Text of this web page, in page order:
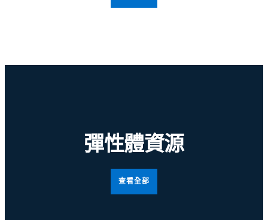
彈性體資源
查看全部